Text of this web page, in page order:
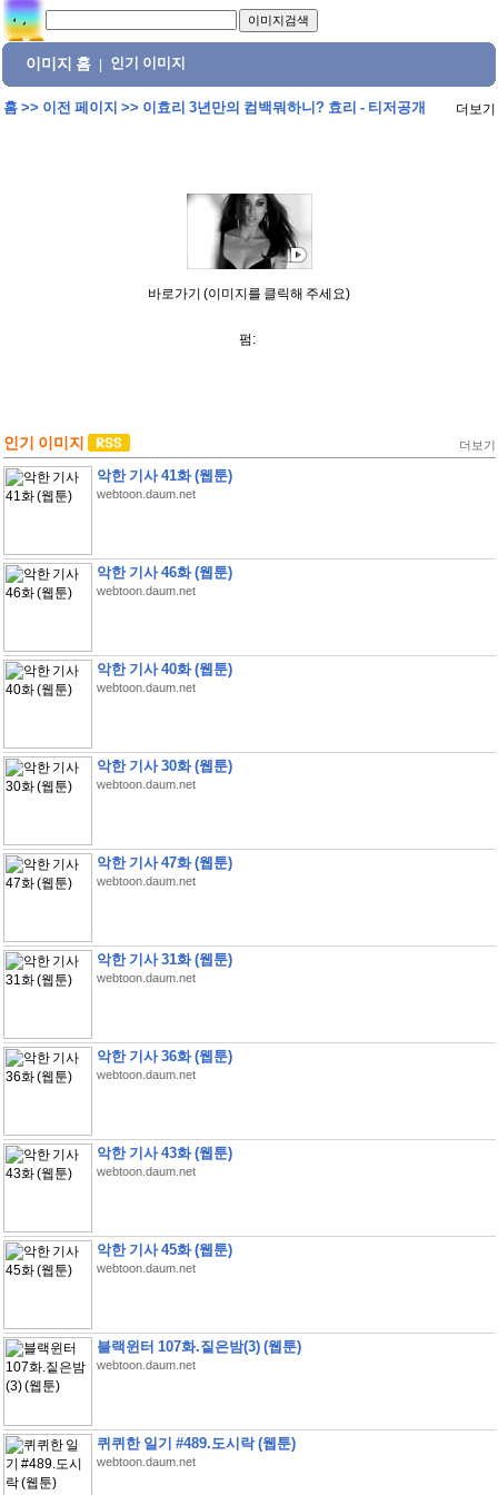
이미지 홈 인기 이미지
홈>> 이전 페이지 >> 이효리 3년만의 컴백뭐하니? 효리 - 티저공개 더보기
바로가기 (이미지를 클릭해 주세요)
펌:
인기 이미지 더보기
악한 기사 41화 (웹툰)
webtoon.daum.net
악한 기사 46화 (웹툰)
webtoon.daum.net
악한 기사 40화 (웹툰)
webtoon.daum.net
악한 기사 30화 (웹툰)
webtoon.daum.net
악한 기사 47화 (웹툰)
webtoon.daum.net
악한 기사 31화 (웹툰)
webtoon.daum.net
악한 기사 36화 (웹툰)
webtoon.daum.net
악한 기사 43화 (웹툰)
webtoon.daum.net
악한 기사 45화 (웹툰)
webtoon.daum.net
블랙윈터 107화.짙은밤(3) (웹툰)
webtoon.daum.net
퀴퀴한 일기 #489.도시락 (웹툰)
webtoon.daum.net